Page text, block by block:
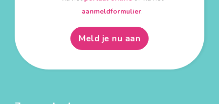
aanmeldformulier.
Meld je nu aan